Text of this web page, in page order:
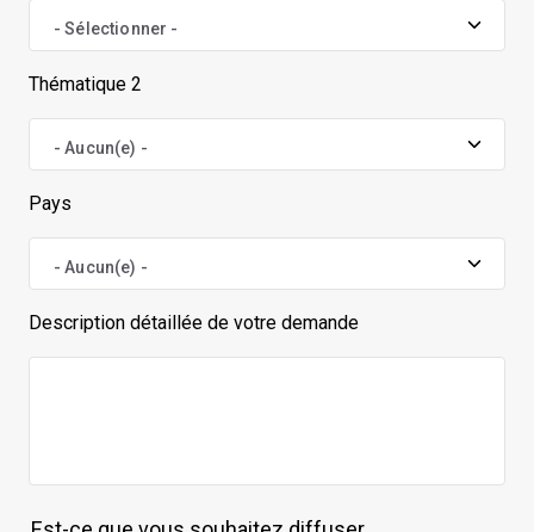
*
Thématique 2
2
Pays
Description détaillée de votre demande